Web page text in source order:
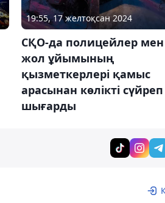
19:55, 17 желтоқсан 2024
СҚО-да полицейлер мен
жол ұйымының
қызметкерлері қамыс
арасынан көлікті сүйреп
шығарды